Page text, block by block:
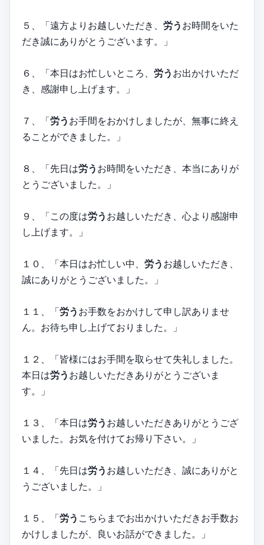
５、「遠方よりお越しいただき、 労う お時間をいた
だき誠にありがとうございます。」
６、「本日はお忙しいところ、 労う お出かけいただ
き、感謝申し上げます。」
７、「労う お手間をおかけしましたが、無事に終え
ることができました。」
８、「先日は労う お時間をいただき、本当にありが
とうございました。」
９、「この度は労う お越しいただき、心より感謝申
し上げます。」
１０、「本日はお忙しい中、 労う お越しいただき、
誠にありがとうございました。」
１１、「労う お手数をおかけして申し訳ありませ
ん。お待ち申し上げておりました。」
１２、「皆様にはお手間を取らせて失礼しました。
本日は労う お越しいただきありがとうございま
す。」
１３、「本日は労う お越しいただきありがとうござ
いました。お気を付けてお帰り下さい。」
１４、「先日は労う お越しいただき、誠にありがと
うございました。」
１５、「労う こちらまでお出かけいただきお手数お
かけしましたが、良いお話ができました。」